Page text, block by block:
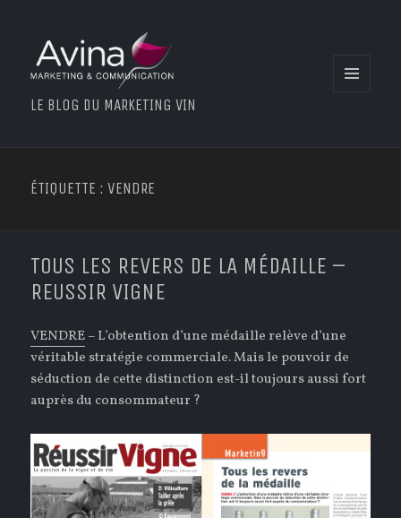
LE BLOG DU MARKETING VIN
ÉTIQUETTE : VENDRE
TOUS LES REVERS DE LA MÉDAILLE –
REUSSIR VIGNE
VENDRE– L’obtention d’une médaille relève d’une
véritable stratégie commerciale. Mais le pouvoir de
séduction de cette distinction est-il toujours aussi fort
auprès du consommateur ?